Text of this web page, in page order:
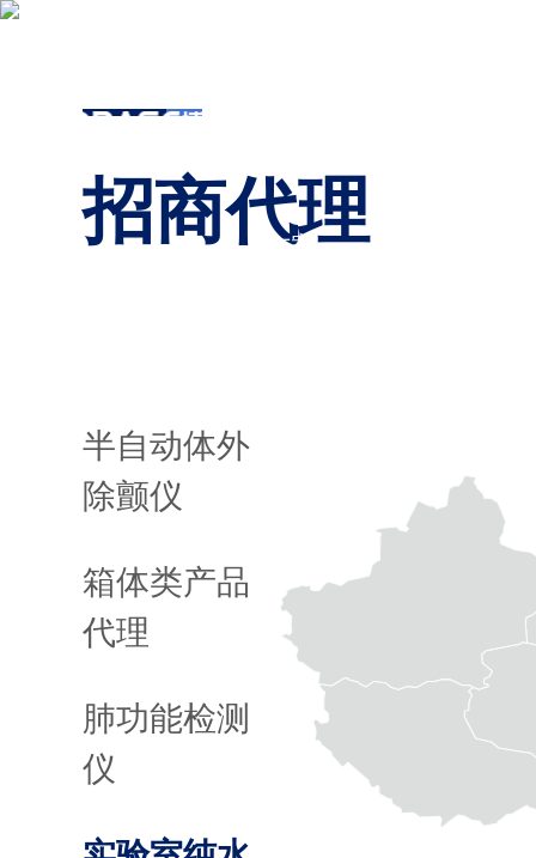
方案
招商代理
半自动体外
除颤仪
箱体类产品
代理
肺功能检测
仪